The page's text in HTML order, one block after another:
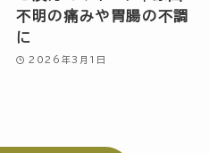
不明の痛みや胃腸の不調
に
2026年3月1日